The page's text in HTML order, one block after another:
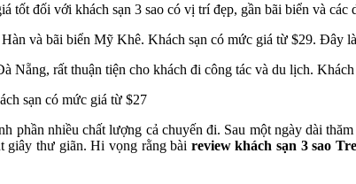
tốt đối với khách sạn 3 sao có vị trí đẹp, gần bãi biển và các
và bãi biển Mỹ Khê. Khách sạn có mức giá từ $29. Đây
Nẵng, rất thuận tiện cho khách đi công tác và du lịch.
sạn có mức giá từ $27
nhiều chất lượng cả chuyến đi. Sau một ngày dài
giây thư giãn. Hi vọng rằng bài review khách sạn 3 sao